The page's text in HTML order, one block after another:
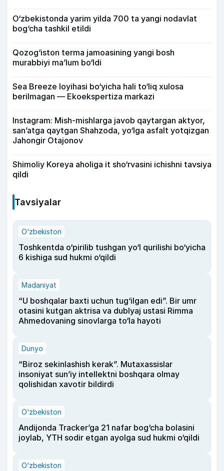
O‘zbekistonda yarim yilda 700 ta yangi nodavlat
bog‘cha tashkil etildi
Qozog‘iston terma jamoasining yangi bosh
murabbiyi ma’lum bo‘ldi
Sea Breeze loyihasi bo‘yicha hali to‘liq xulosa
berilmagan — Ekoekspertiza markazi
Instagram: Mish-mishlarga javob qaytargan aktyor,
san’atga qaytgan Shahzoda, yo‘lga asfalt yotqizgan
Jahongir Otajonov
Shimoliy Koreya aholiga it sho‘rvasini ichishni tavsiya
qildi
Tavsiyalar
O‘zbekiston
Toshkentda o‘pirilib tushgan yo‘l qurilishi bo‘yicha
6 kishiga sud hukmi o‘qildi
Madaniyat
“U boshqalar baxti uchun tug‘ilgan edi”. Bir umr
otasini kutgan aktrisa va dublyaj ustasi Rimma
Ahmedovaning sinovlarga to‘la hayoti
Dunyo
“Biroz sekinlashish kerak”. Mutaxassislar
insoniyat sun’iy intellektni boshqara olmay
qolishidan xavotir bildirdi
O‘zbekiston
Andijonda Tracker’ga 21 nafar bog‘cha bolasini
joylab, YTH sodir etgan ayolga sud hukmi o‘qildi
O‘zbekiston